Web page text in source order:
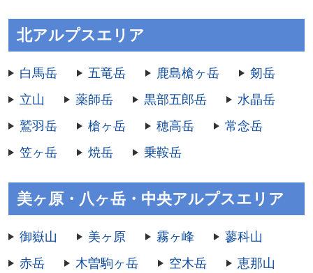
北アルプスエリア
白馬岳 五竜岳 鹿島槍ヶ岳
剱岳
立山
薬師岳 黒部五郎岳
水晶岳
鷲羽岳
槍ヶ岳 穂高岳
常念岳
笠ヶ岳
焼岳 乗鞍岳
美ヶ原・八ヶ岳・中央アルプスエリア
御嶽山 美ヶ原 霧ヶ峰
蓼科山
赤岳
木曽駒ヶ岳 空木岳 恵那山